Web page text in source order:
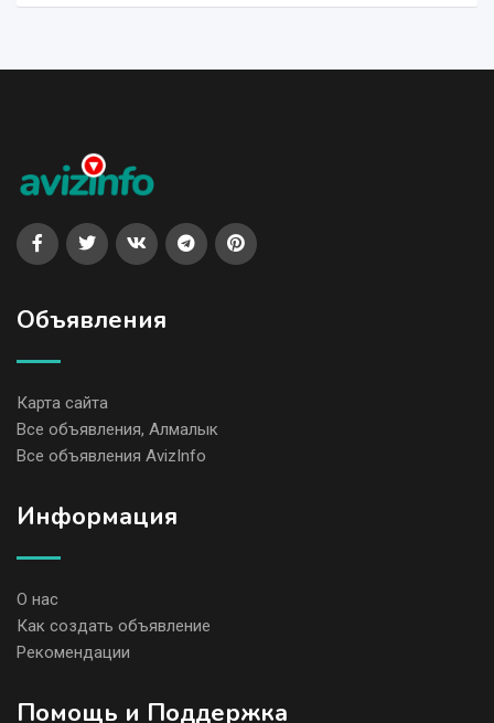
Объявления
Карта сайта
Все объявления, Алмалык
Все объявления AvizInfo
Информация
О нас
Как создать объявление
Рекомендации
Помощь и Поддержка